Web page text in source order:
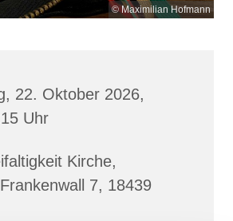
© Maximilian Hofmann
22. Oktober 2026,
Uhr
Kirche,
7, 18439